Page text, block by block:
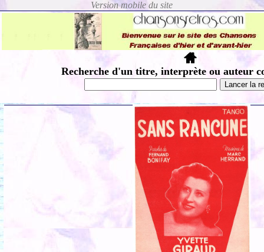
Recherche d'un titre, interprète ou auteur